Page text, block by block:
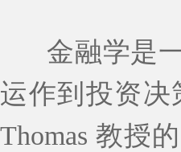
金融学是
运作到投资
Thomas 教授